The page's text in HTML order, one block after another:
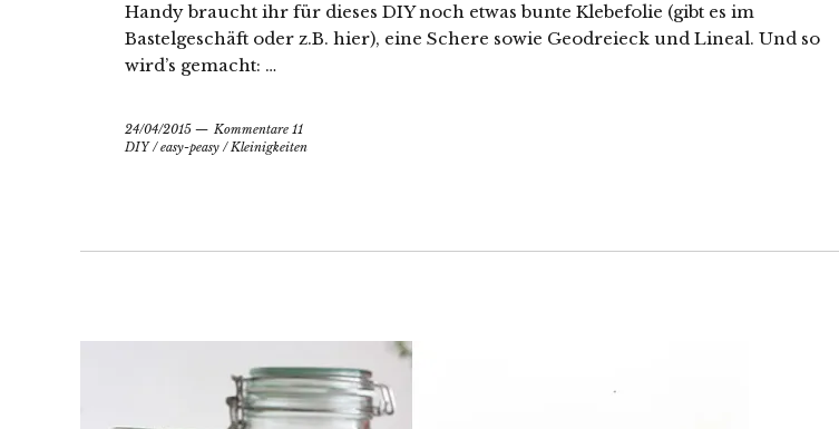
Handy braucht ihr für dieses DIY noch etwas bunte Klebefolie (gibt es im
Bastelgeschäft oder z.B. hier), eine Schere sowie Geodreieck und Lineal. Und so
wird’s gemacht: …
24/04/2015
Kommentare 11
DIY/easy-peasy /Kleinigkeiten